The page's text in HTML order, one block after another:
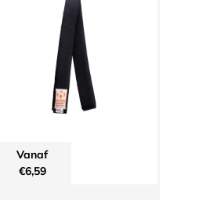
Vanaf
€6,59